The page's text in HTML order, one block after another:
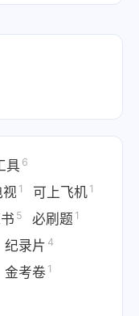
具 6
1 可上飞机 1
5 必刷题 1
纪录片 4
金考卷 1